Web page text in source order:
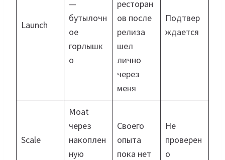
Launch
—
бутылочн
ое
горлышк
о
ресторан
ов после
релиза
шел
лично
через
меня
Подтвер
ждается
Scale
Moat
через
накоплен
ную
Своего
опыта
пока нет
Не
проверен
о